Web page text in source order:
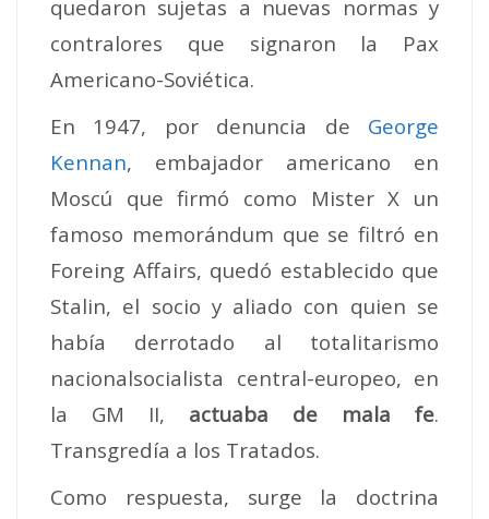
quedaron sujetas a nuevas normas y
contralores que signaron la Pax
Americano-Soviética.
En 1947, por denuncia de George
Kennan, embajador americano en
Moscú que firmó como Mister X un
famoso memorándum que se filtró en
Foreing Affairs, quedó establecido que
Stalin, el socio y aliado con quien se
había derrotado al totalitarismo
nacionalsocialista central-europeo, en
la GM II, actuaba de mala fe.
Transgredía a los Tratados.
Como respuesta, surge la doctrina